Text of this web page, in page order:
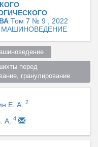
Том 7 № 9 , 2022
перед
гранулирование
Е. А. 2
А. 4